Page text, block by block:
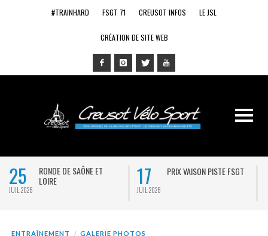
#TRAINHARD FSGT 71 CREUSOT INFOS LE JSL
CRÉATION DE SITE WEB
25
JUIL 2026
RONDE DE SAÔNE ET
LOIRE
17
JUIL 2026
PRIX VAISON PISTE FSGT
ENTRAÎNEMENT GALERIE PHOTOS